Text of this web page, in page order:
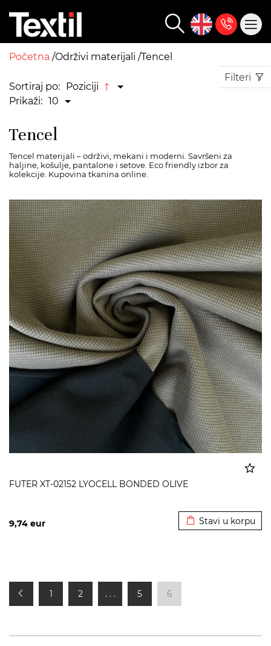
Početna Održivi materijali Tencel
Sortiraj po: Poziciji
Prikaži: 10
Filteri
Tencel
Tencel materijali – održivi, mekani i moderni. Savršeni za
haljine, košulje, pantalone i setove. Eco friendly izbor za
kolekcije. Kupovina tkanina online.
FUTER XT-02152 LYOCELL BONDED OLIVE
9,74 eur Stavi u korpu
1 2 . . . 5 6